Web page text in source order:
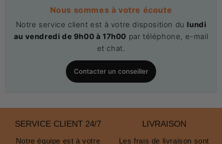
Nous sommes à votre écoute
Notre service client est à votre disposition du lundi
au vendredi de 9h00 à 17h00 par téléphone, e-mail
et chat.
Contacter un conseiller
SERVICE CLIENT 24/7
Notre équipe est à votre
LIVRAISON
Les frais de livraison sont